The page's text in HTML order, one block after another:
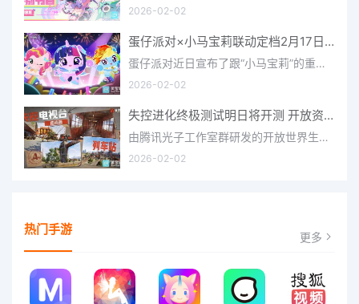
2026-02-02
蛋仔派对×小马宝莉联动定档2月17日 联动外观将登场
蛋仔派对近日宣布了跟“小马宝莉”的重磅联动！并且时间定档在了2月17日，此次联动将会上新很多外观，各种小马宝
2026-02-02
失控进化终极测试明日将开测 开放资格预下载已开启
由腾讯光子工作室群研发的开放世界生存进化手游《失控进化》宣布，终极测试将于明日正式开启，目前测试资格预下
2026-02-02
热门手游 更多